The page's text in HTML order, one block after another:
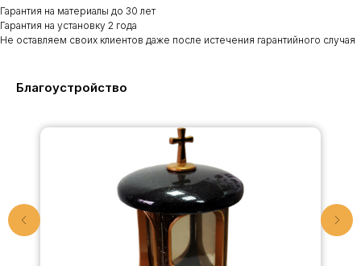
Гарантия на материалы до 30 лет
Гарантия на установку 2 года
Не оставляем своих клиентов даже после истечения гарантийного случая
Благоустройство